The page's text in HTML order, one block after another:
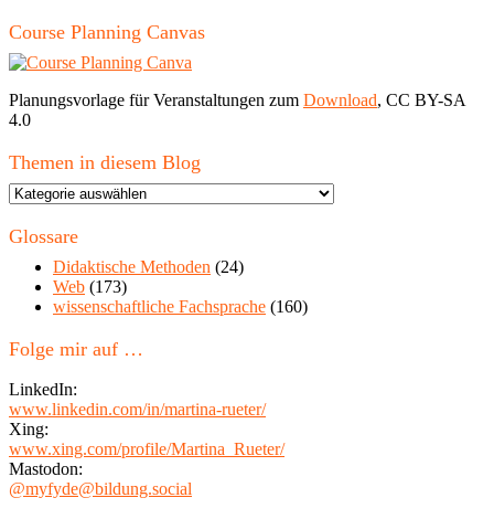
Course Planning Canvas
Planungsvorlage für Veranstaltungen zum Download, CC BY-SA
4.0
Themen in diesem Blog
Themen
diesem
Glossare
Didaktische Methoden (24)
Web (173)
wissenschaftliche Fachsprache (160)
Folge mir auf …
LinkedIn:
www.linkedin.com/in/martina-rueter/
Xing:
www.xing.com/profile/Martina_Rueter/
Mastodon:
@myfyde@bildung.social